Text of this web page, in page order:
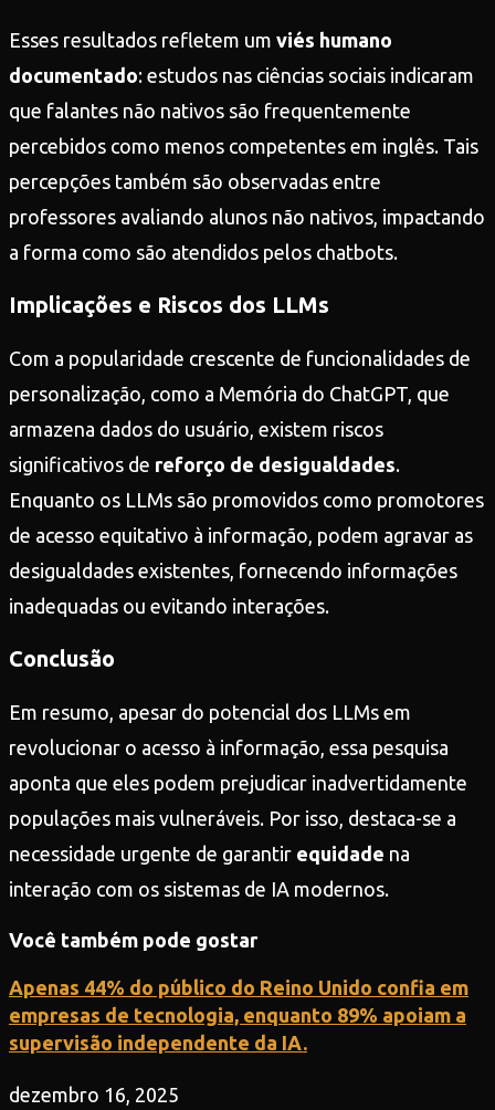
Esses resultados refletem um viés humano
documentado: estudos nas ciências sociais indicaram
que falantes não nativos são frequentemente
percebidos como menos competentes em inglês. Tais
percepções também são observadas entre
professores avaliando alunos não nativos, impactando
a forma como são atendidos pelos chatbots.
Implicações e Riscos dos LLMs
Com a popularidade crescente de funcionalidades de
personalização, como a Memória do ChatGPT, que
armazena dados do usuário, existem riscos
significativos de reforço de desigualdades.
Enquanto os LLMs são promovidos como promotores
de acesso equitativo à informação, podem agravar as
desigualdades existentes, fornecendo informações
inadequadas ou evitando interações.
Conclusão
Em resumo, apesar do potencial dos LLMs em
revolucionar o acesso à informação, essa pesquisa
aponta que eles podem prejudicar inadvertidamente
populações mais vulneráveis. Por isso, destaca-se a
necessidade urgente de garantir equidade na
interação com os sistemas de IA modernos.
Você também pode gostar
Apenas 44% do público do Reino Unido confia em
empresas de tecnologia, enquanto 89% apoiam a
supervisão independente da IA.
dezembro 16, 2025